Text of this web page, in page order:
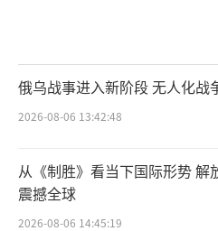
俄乌战事进入新阶段 无人化战
2026-08-06 13:42:48
从《制胜》看当下国际形势 解
震撼全球
2026-08-06 14:45:19